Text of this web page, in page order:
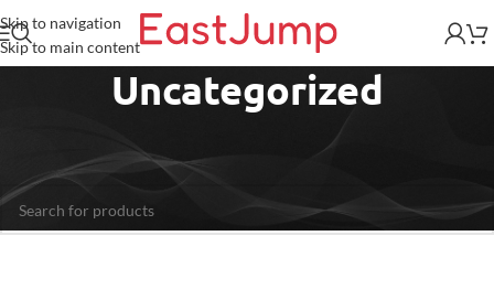
Skip to navigation
Skip to main content
Uncategorized
Non è stato trovato nessun prodotto che corrisponde alla tua selezione.